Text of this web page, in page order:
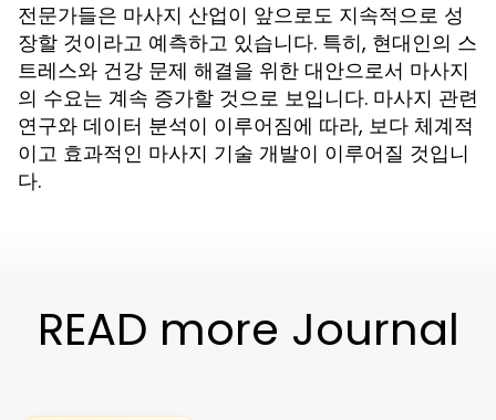
전문가들은 마사지 산업이 앞으로도 지속적으로 성
장할 것이라고 예측하고 있습니다. 특히, 현대인의 스
트레스와 건강 문제 해결을 위한 대안으로서 마사지
의 수요는 계속 증가할 것으로 보입니다. 마사지 관련
연구와 데이터 분석이 이루어짐에 따라, 보다 체계적
이고 효과적인 마사지 기술 개발이 이루어질 것입니
다.
READ more Journal